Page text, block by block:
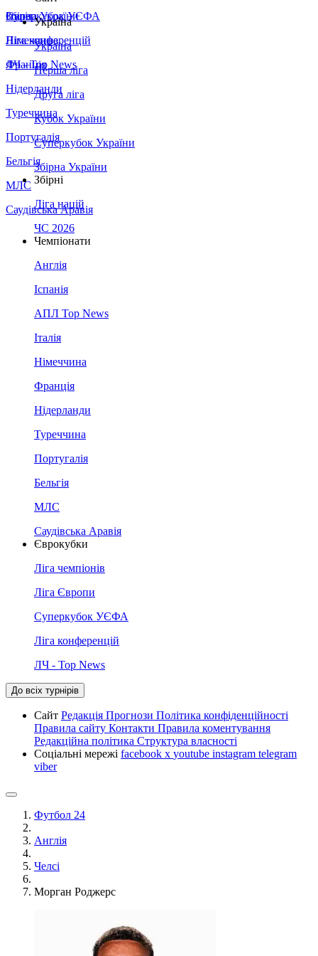
Збірна України
Італія
Німеччина
Франція
Нідерланди
Туреччина
Португалія
Бельгія
МЛС
Саудівська Аравія
Суперкубок УЄФА
Ліга конференцій
ЛЧ - Top News
Україна
Україна
Перша ліга
Друга ліга
Кубок України
Суперкубок України
Збірна України
Збірні
Ліга націй
ЧС 2026
Чемпіонати
Англія
Іспанія
АПЛ Top News
Італія
Німеччина
Франція
Нідерланди
Туреччина
Португалія
Бельгія
МЛС
Саудівська Аравія
Єврокубки
Ліга чемпіонів
Ліга Європи
Суперкубок УЄФА
Ліга конференцій
ЛЧ - Top News
До всіх турнірів
Сайт Редакція Прогнози Політика конфіденційності
Правила сайту Контакти Правила коментування
Редакційна політика Структура власності
Соціальні мережі facebook x youtube instagram telegram
viber
Футбол 24
Англія
Челсі
Морган Роджерс